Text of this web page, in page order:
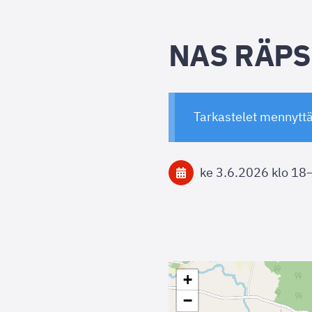
NAS
Tarkastelet
ke 3.6.2026 klo 18
+
−